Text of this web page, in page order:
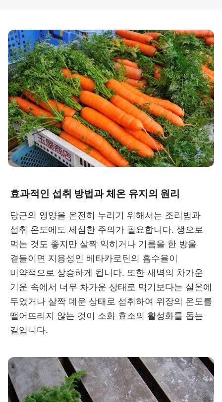
효과적인 섭취 방법과 체온 유지의 원리
당근의 영양을 온전히 누리기 위해서는 조리법과
섭취 온도에도 세심한 주의가 필요합니다. 생으로
먹는 것도 좋지만 살짝 익히거나 기름을 한 방울
곁들이면 지용성인 베타카로틴의 흡수율이
비약적으로 상승하게 됩니다. 또한 새벽의 차가운
기운 속에서 너무 차가운 상태로 먹기보다는 실온에
두었거나 살짝 데운 상태로 섭취하여 위장의 온도를
떨어뜨리지 않는 것이 소화 효소의 활성화를 돕는
길입니다.